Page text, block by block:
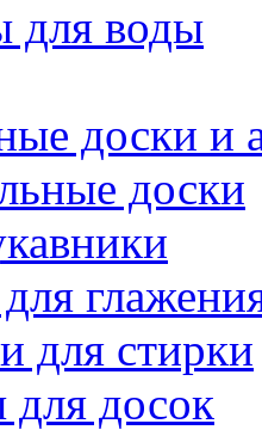
для воды
доски и
доски
для стирки
досок